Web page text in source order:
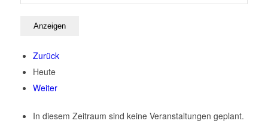
Zurück
Heute
Weiter
In diesem Zeitraum sind keine Veranstaltungen geplant.